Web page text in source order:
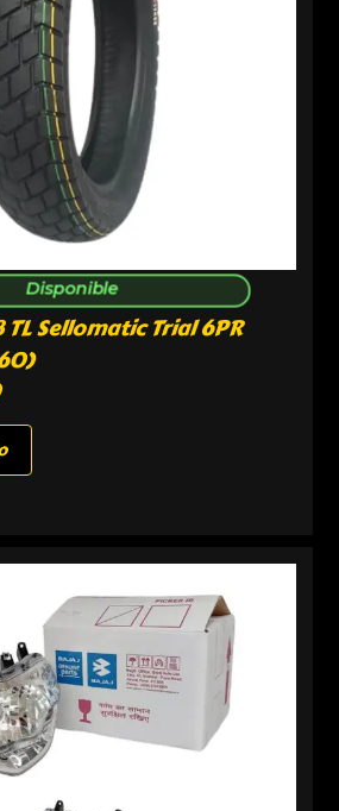
Disponible
TL Sellomatic Trial 6PR